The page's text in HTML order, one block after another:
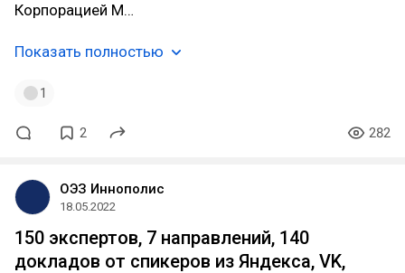
Корпорацией М…
Показать полностью
1
2 282
ОЭЗ Иннополис
18.05.2022
150 экспертов, 7 направлений, 140
докладов от спикеров из Яндекса, VK,